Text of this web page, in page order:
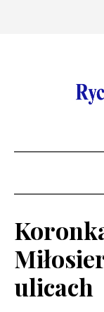
ulicach